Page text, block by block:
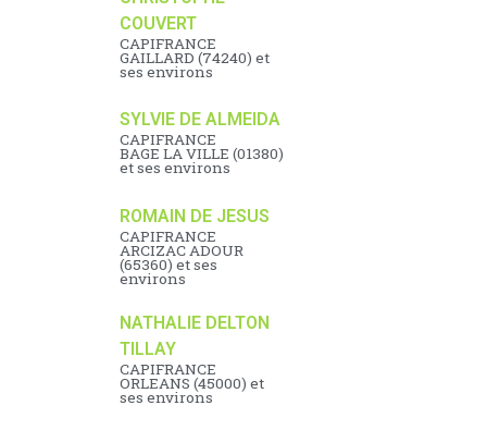
COUVERT
CAPIFRANCE
GAILLARD (74240) et
ses environs
SYLVIE DE ALMEIDA
CAPIFRANCE
BAGE LA VILLE (01380)
et ses environs
ROMAIN DE JESUS
CAPIFRANCE
ARCIZAC ADOUR
(65360) et ses
environs
NATHALIE DELTON
TILLAY
CAPIFRANCE
ORLEANS (45000) et
ses environs